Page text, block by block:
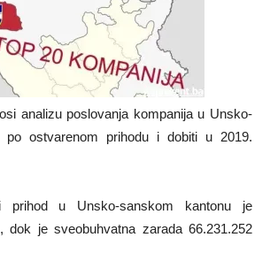
analizu poslovanja kompanija u Unsko-
po ostvarenom prihodu i dobiti u 2019.
prihod u Unsko-sanskom kantonu je
dok je sveobuhvatna zarada 66.231.252